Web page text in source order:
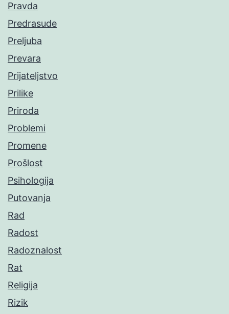
Pravda
Predrasude
Preljuba
Prevara
Prijateljstvo
Prilike
Priroda
Problemi
Promene
Prošlost
Psihologija
Putovanja
Rad
Radost
Radoznalost
Rat
Religija
Rizik